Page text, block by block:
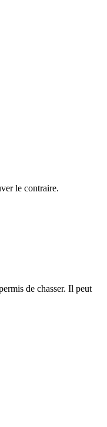
le contraire.
de chasser. Il peut